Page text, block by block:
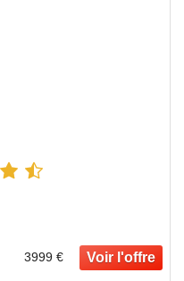
3999 €